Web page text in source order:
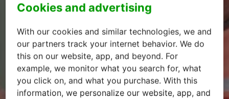
Téléchargement livre blanc
Secure Networking
Cookies and advertising
With our cookies and similar technologies, we and
our partners track your internet behavior. We do
this on our website, app, and beyond. For
example, we monitor what you search for, what
you click on, and what you purchase. With this
information, we personalize our website, app, and